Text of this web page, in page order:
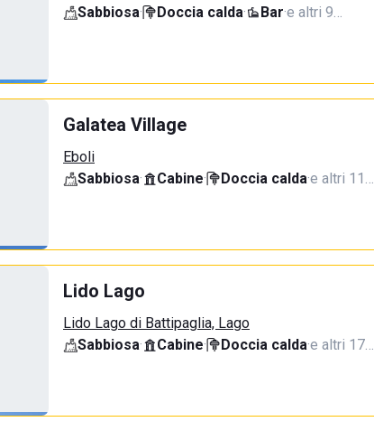
Sabbiosa· Doccia calda· Bar·e altri 9…
Galatea Village
Eboli
Sabbiosa· Cabine· Doccia calda·e altri 11…
Lido Lago
Lido Lago di Battipaglia, Lago
Sabbiosa· Cabine· Doccia calda·e altri 17…